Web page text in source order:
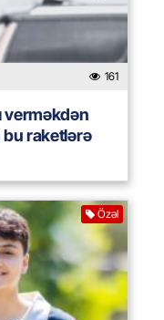
161
verməkdən
bu raketlərə
Özəl